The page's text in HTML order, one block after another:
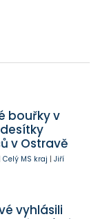
bouřky v
v Ostravě
Celý MS kraj | Jiří
vyhlásili